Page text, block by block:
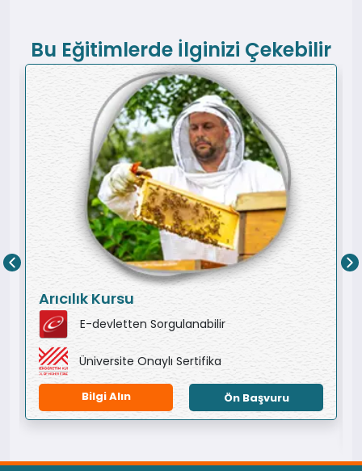
Bu Eğitimlerde İlginizi Çekebilir
Arıcılık Kursu
E-devletten Sorgulanabilir
Üniversite Onaylı Sertifika
Bilgi Alın Ön Başvuru